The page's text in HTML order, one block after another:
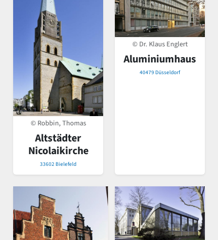
© Robbin, Thomas
Altstädter
Nicolaikirche
33602 Bielefeld
© Dr. Klaus Englert
Aluminiumhaus
40479 Düsseldorf